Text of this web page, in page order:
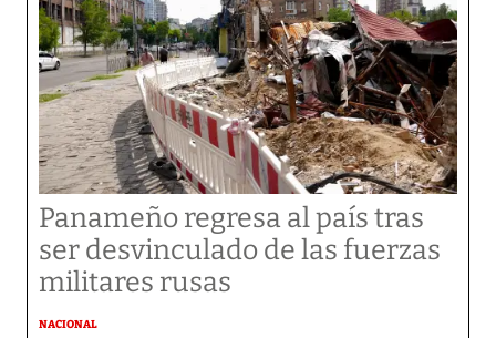
Panameño regresa al país tras
ser desvinculado de las fuerzas
militares rusas
NACIONAL